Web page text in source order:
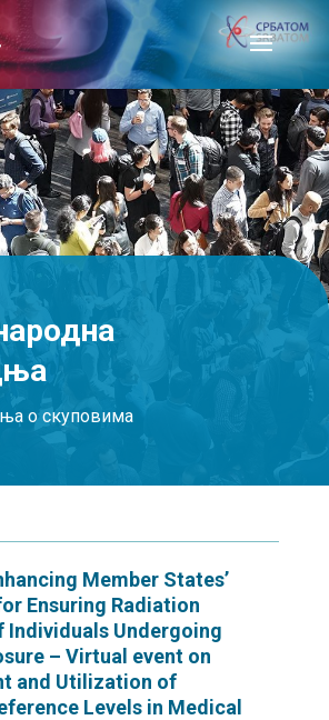
о скуповима
Member States’
Ensuring Radiation
Undergoing
– Virtual event on
and Utilization of
Levels in Medical